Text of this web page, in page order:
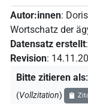
Autor:innen:
Wortschatz der
Datensatz erstellt:
Revision:
Bitte zitieren als:
(Vollzitation)